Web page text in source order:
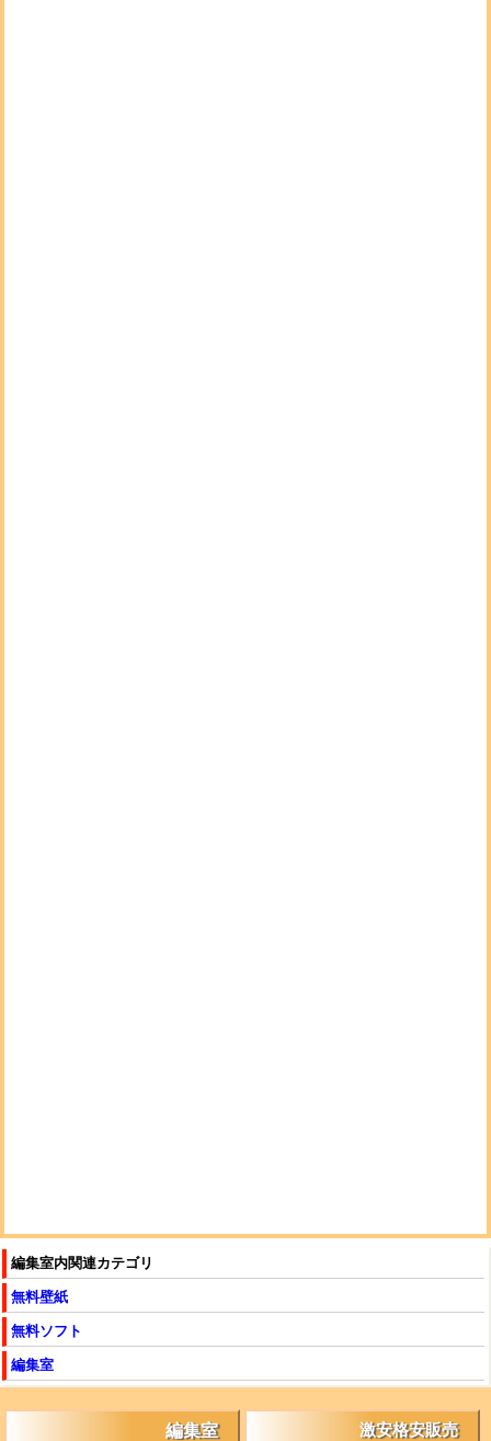
編集室内関連カテゴリ
無料壁紙
無料ソフト
編集室
編集室 激安格安販売